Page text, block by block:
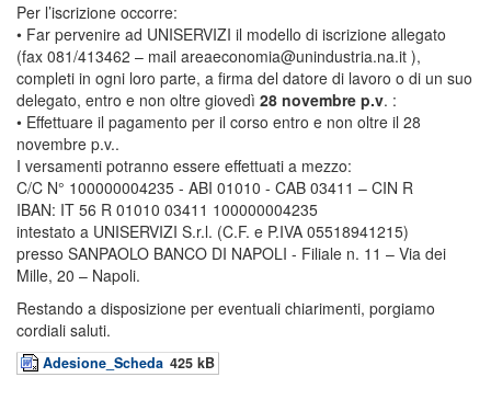
Per l’iscrizione occorre:
• Far pervenire ad UNISERVIZI il modello di iscrizione allegato
(fax 081/413462 – mail areaeconomia@unindustria.na.it ),
completi in ogni loro parte, a firma del datore di lavoro o di un suo
delegato, entro e non oltre giovedì 28 novembre p.v. :
• Effettuare il pagamento per il corso entro e non oltre il 28
novembre p.v..
I versamenti potranno essere effettuati a mezzo:
C/C N° 100000004235 - ABI 01010 - CAB 03411 – CIN R
IBAN: IT 56 R 01010 03411 100000004235
intestato a UNISERVIZI S.r.l. (C.F. e P.IVA 05518941215)
presso SANPAOLO BANCO DI NAPOLI - Filiale n. 11 – Via dei
Mille, 20 – Napoli.
Restando a disposizione per eventuali chiarimenti, porgiamo
cordiali saluti.
Adesione_Scheda 425 kB